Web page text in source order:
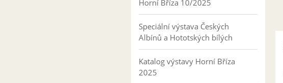
Horní Bříza 10/2025
Speciální výstava Českých
Albínů a Hototských bílých
Katalog výstavy Horní Bříza
2025